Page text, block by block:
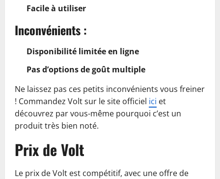
Facile à utiliser
Inconvénients :
Disponibilité limitée en ligne
Pas d’options de goût multiple
Ne laissez pas ces petits inconvénients vous freiner
! Commandez Volt sur le site officiel ici et
découvrez par vous-même pourquoi c’est un
produit très bien noté.
Prix de Volt
Le prix de Volt est compétitif, avec une offre de